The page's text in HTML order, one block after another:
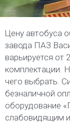
Цену автобуса
завода ПАЗ
варьируется от
комплектации.
чего выбрать.
безналичной
оборудование
слабовидящим